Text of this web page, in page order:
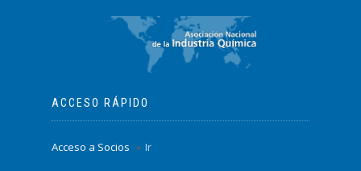
ACCESO RÁPIDO
Acceso a Socios Ir